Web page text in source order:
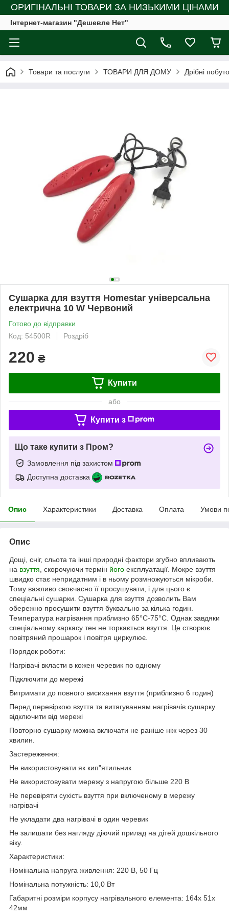
ОРИГІНАЛЬНІ ТОВАРИ ЗА НИЗЬКИМИ ЦІНАМИ
Інтернет-магазин "Дешевле Нет"
Товари та послуги ТОВАРИ ДЛЯ ДОМУ Дрібні
Сушарка для взуття Homestar універсальна
електрична 10 W Червоний
Готово до відправки
Код: 54500R
Роздріб
220 ₴
Купити
або
Купити з
Що таке купити з Пром?
Замовлення під захистом
Доступна доставка
Опис Характеристики Доставка Оплата Умови
Опис
Дощі, сніг, сльота та інші природні фактори згубно впливають
на взуття , скорочуючи термін його експлуатації. Мокре взуття
швидко стає непридатним і в ньому розмножуються мікроби.
Тому важливо своєчасно її просушувати, і для цього є
спеціальні сушарки. Сушарка для взуття дозволить Вам
обережно просушити взуття буквально за кілька годин.
Температура нагрівання приблизно 65°С-75°С. Однак завдяки
спеціальному каркасу тен не торкається взуття. Це створює
повітряний прошарок і повітря циркулює.
Порядок роботи:
Нагрівачі вкласти в кожен черевик по одному
Підключити до мережі
Витримати до повного висихання взуття (приблизно 6 годин)
Перед перевіркою взуття та витягуванням нагрівачів сушарку
відключити від мережі
Повторно сушарку можна включати не раніше ніж через 30
хвилин.
Застереження:
Не використовувати як кип"ятильник
Не використовувати мережу з напругою більше 220 В
Не перевіряти сухість взуття при включеному в мережу
нагрівачі
Не укладати два нагрівачі в один черевик
Не залишати без нагляду діючий прилад на дітей дошкільного
віку.
Характеристики:
Номінальна напруга живлення: 220 В, 50 Гц
Номінальна потужність: 10,0 Вт
Габаритні розміри корпусу нагрівального елемента: 164х 51х
42мм